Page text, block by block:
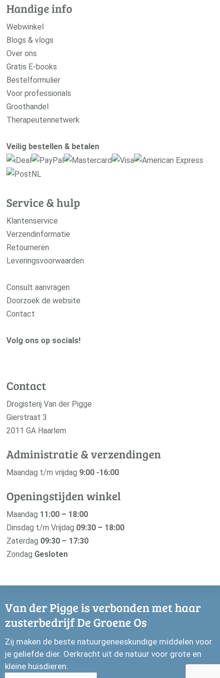
Handige info
Webwinkel
Blogs & vlogs
Over ons
Gratis E-books
Bestelformulier
Voor professionals
Groothandel
Therapeutennetwerk
Veilig bestellen & betalen
Service & hulp
Klantenservice
Verzendinformatie
Retourneren
Leveringsvoorwaarden
Consult aanvragen
Doorzoek de website
Contact
Volg ons op socials!
Contact
Drogisterij Van der Pigge
Gierstraat 3
2011 GA Haarlem
Administratie & verzendingen
Maandag t/m vrijdag 9:00 -16:00
Openingstijden winkel
Maandag 11:00 – 18:00
Dinsdag t/m Vrijdag 09:30 – 18:00
Zaterdag 09:30 – 17:30
Zondag Gesloten
Van der Pigge is verbonden met haar
zusterbedrijf De Groene Os
Zij maken de beste natuurgeneeskundige middelen voor
je geliefde dier. Oerkracht uit de natuur voor grote en
kleine huisdieren.